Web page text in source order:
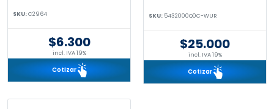
SKU:C2964
$6.300
incl. IVA 19%
Cotizar
SKU: 5432000Q0C-WUR
$25.000
incl. IVA 19%
Cotizar